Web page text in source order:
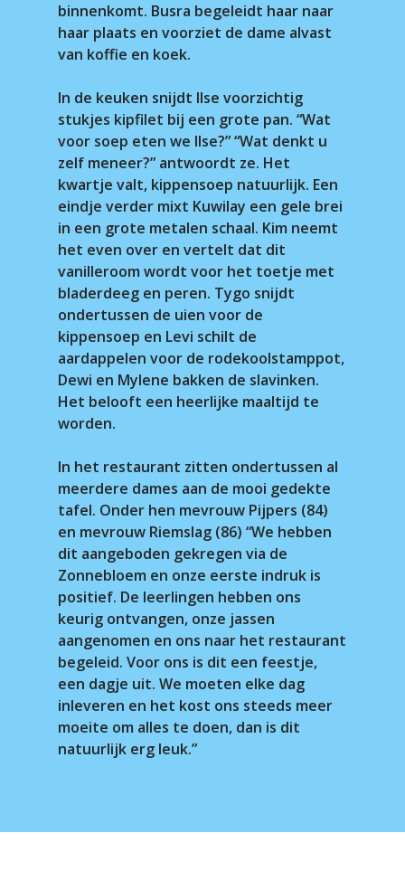
binnenkomt. Busra begeleidt haar naar
haar plaats en voorziet de dame alvast
van koffie en koek.
In de keuken snijdt Ilse voorzichtig
stukjes kipfilet bij een grote pan. “Wat
voor soep eten we Ilse?” “Wat denkt u
zelf meneer?” antwoordt ze. Het
kwartje valt, kippensoep natuurlijk. Een
eindje verder mixt Kuwilay een gele brei
in een grote metalen schaal. Kim neemt
het even over en vertelt dat dit
vanilleroom wordt voor het toetje met
bladerdeeg en peren. Tygo snijdt
ondertussen de uien voor de
kippensoep en Levi schilt de
aardappelen voor de rodekoolstamppot,
Dewi en Mylene bakken de slavinken.
Het belooft een heerlijke maaltijd te
worden.
In het restaurant zitten ondertussen al
meerdere dames aan de mooi gedekte
tafel. Onder hen mevrouw Pijpers (84)
en mevrouw Riemslag (86) “We hebben
dit aangeboden gekregen via de
Zonnebloem en onze eerste indruk is
positief. De leerlingen hebben ons
keurig ontvangen, onze jassen
aangenomen en ons naar het restaurant
begeleid. Voor ons is dit een feestje,
een dagje uit. We moeten elke dag
inleveren en het kost ons steeds meer
moeite om alles te doen, dan is dit
natuurlijk erg leuk.”